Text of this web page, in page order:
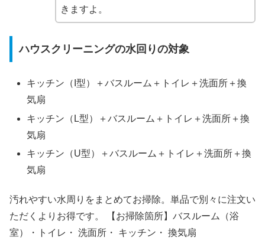
きますよ。
ハウスクリーニングの水回りの対象
キッチン（I型）＋バスルーム＋トイレ＋洗面所＋換
気扇
キッチン（L型）＋バスルーム＋トイレ＋洗面所＋換
気扇
キッチン（U型）＋バスルーム＋トイレ＋洗面所＋換
気扇
汚れやすい水周りをまとめてお掃除。単品で別々に注文い
ただくよりお得です。 【お掃除箇所】バスルーム（浴
室）・トイレ・ 洗面所・ キッチン・ 換気扇